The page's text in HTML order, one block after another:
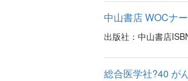
中山書店 WOCナ
出版社：中山書店
総合医学社?40 が